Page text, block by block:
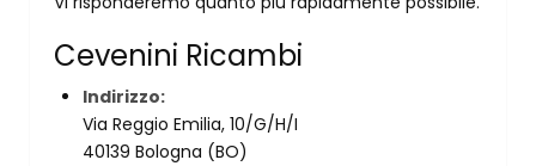
Cevenini Ricambi
Indirizzo:
Via Reggio Emilia, 10/G/H/I
40139 Bologna (BO)